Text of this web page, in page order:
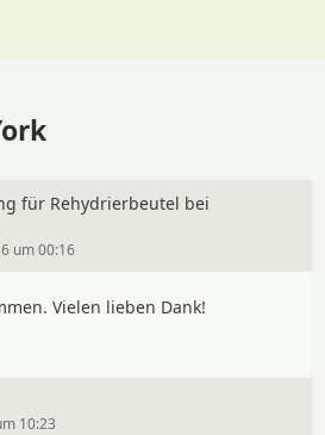
für Rehydrierbeutel bei
um 00:16
Vielen lieben Dank!
10:23